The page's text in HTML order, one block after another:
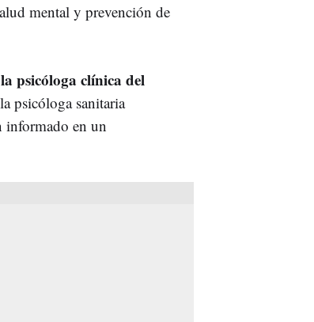
mental y prevención de
psicóloga clínica del
psicóloga sanitaria
informado en un